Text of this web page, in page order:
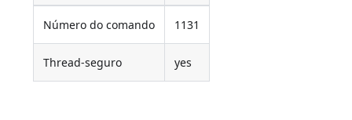
Número do comando 1131
Thread-seguro yes